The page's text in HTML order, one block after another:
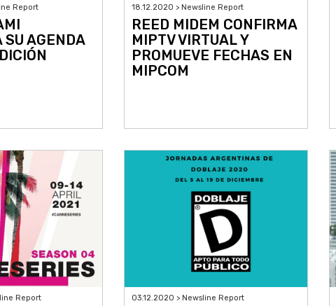
Report
AGENDA
18.12.2020 > Newsline Report
REED MIDEM CONFIRMA
MIPTV VIRTUAL Y
PROMUEVE FECHAS EN
MIPCOM
Report 03.12.2020 > Newsline Report